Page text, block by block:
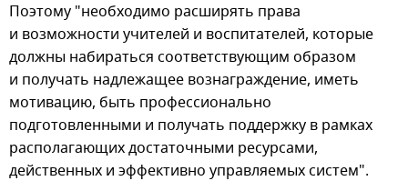
Поэтому "необходимо расширять права
и возможности учителей и воспитателей, которые
должны набираться соответствующим образом
и получать надлежащее вознаграждение, иметь
мотивацию, быть профессионально
подготовленными и получать поддержку в рамках
располагающих достаточными ресурсами,
действенных и эффективно управляемых систем".